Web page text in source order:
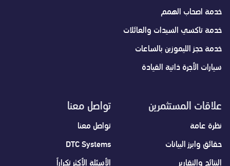
خدمة اصحاب الهمم
خدمة تاكسي السيدات والعائلات
خدمة حجز الليموزين بالساعات
سيارات الأجرة ذاتية القيادة
علاقات المستثمرين
نظرة عامة
حقائق وابرز البيانات
النتائج والتقارير
تواصل معنا
تواصل معنا
DTC Systems
الأسئلة الأكثر تكراراً